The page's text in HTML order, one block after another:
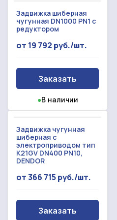
Задвижка шиберная
чугунная DN1000 PN1 с
редуктором
от 19 792 руб./шт.
Заказать
●В наличии
Задвижка чугунная
шиберная с
электроприводом тип
K21GV DN400 PN10,
DENDOR
от 366 715 руб./шт.
Заказать
Прикрепить смету
Отправить
Заказать
Даю согласие на
Форма
С вами свяжется
Форма не
Произошла